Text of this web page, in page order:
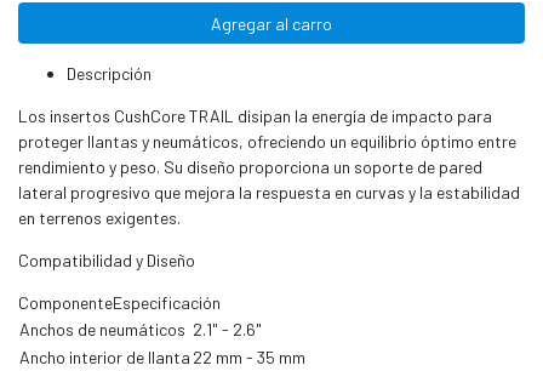
Agregar al carro
Descripción
Los insertos CushCore TRAIL disipan la energía de impacto para
proteger llantas y neumáticos, ofreciendo un equilibrio óptimo entre
rendimiento y peso. Su diseño proporciona un soporte de pared
lateral progresivo que mejora la respuesta en curvas y la estabilidad
en terrenos exigentes.
Compatibilidad y Diseño
ComponenteEspecificación
Anchos de neumáticos 2.1" - 2.6"
Ancho interior de llanta 22 mm - 35 mm